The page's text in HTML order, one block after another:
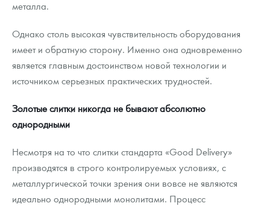
металла.
Однако столь высокая чувствительность оборудования
имеет и обратную сторону. Именно она одновременно
является главным достоинством новой технологии и
источником серьезных практических трудностей.
Золотые слитки никогда не бывают абсолютно
однородными
Несмотря на то что слитки стандарта «Good Delivery»
производятся в строго контролируемых условиях, с
металлургической точки зрения они вовсе не являются
идеально однородными монолитами. Процесс